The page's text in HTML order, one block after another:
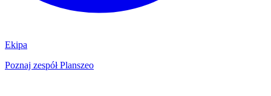
Ekipa
Poznaj zespół Planszeo